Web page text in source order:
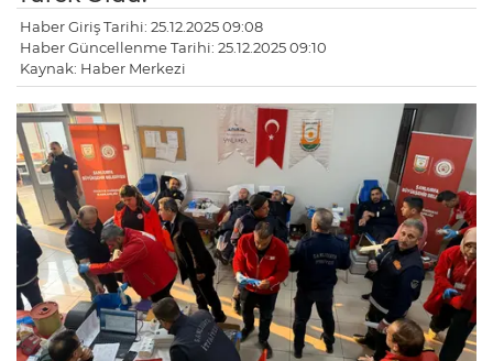
Haber Giriş Tarihi: 25.12.2025 09:08
Haber Güncellenme Tarihi: 25.12.2025 09:10
Kaynak: Haber Merkezi